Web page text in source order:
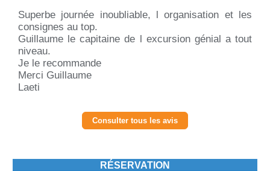
Superbe journée inoubliable, l organisation et les
consignes au top.
Guillaume le capitaine de l excursion génial a tout
niveau.
Je le recommande
Merci Guillaume
Laeti
Consulter tous les avis
RÉSERVATION